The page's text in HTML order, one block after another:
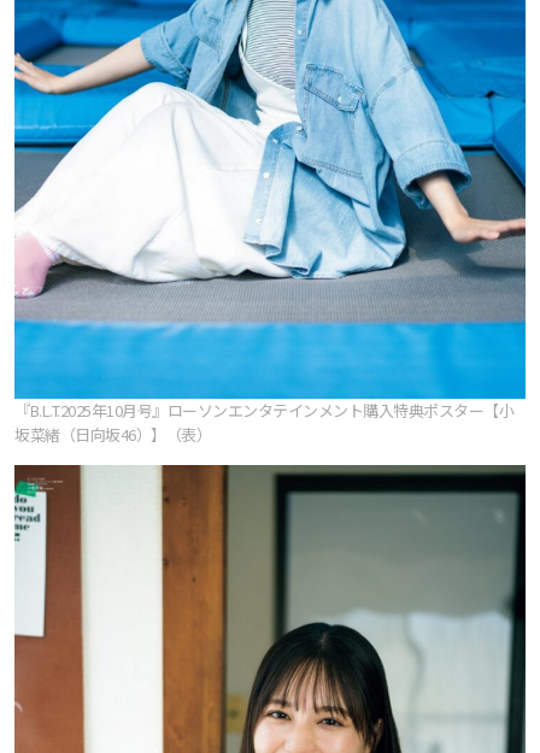
『B.L.T.2025年10月号』ローソンエンタテインメント購入特典ポスター【小
坂菜緒（日向坂46）】（表）